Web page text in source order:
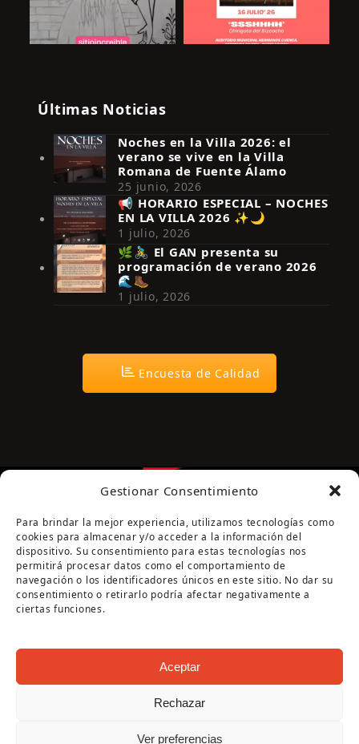
Gestionar Consentimiento
Para brindar la mejor experiencia, utilizamos tecnologías como
cookies para almacenar y/o acceder a la información del
dispositivo. Su consentimiento para estas tecnologías nos
permitirá procesar datos como el comportamiento de
navegación o los identificadores únicos en este sitio. No dar su
consentimiento o retirarlo podría afectar negativamente a
ciertas funciones.
Aceptar
Rechazar
Ver preferencias
Síguenos en Instagram
Últimas Noticias
Noches en la Villa 2026: el
verano se vive en la Villa
Romana de Fuente Álamo
25 junio, 2026
📢 HORARIO ESPECIAL – NOCHES
EN LA VILLA 2026 ✨🌙
1 julio, 2026
🌿🚴‍♂️ El GAN presenta su
programación de verano 2026
🌊🥾
1 julio, 2026
Encuesta de Calidad
Página cofinanciada por la Diputación de Córdoba
Copyright Oficina de Turismo - Ayuntamiento de